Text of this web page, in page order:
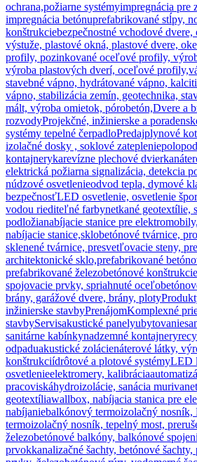
ochrana,požiarne systémyimpregnácia pre
impregnácia betónuprefabrikované stĺpy,
konštrukciebezpečnostné vchodové
výstuže, plastové okná, plastové dvere,
profily, pozinkované oceľové profily,
výroba plastových dverí, oceľové profily,
stavebné vápno, hydrátované vápno,
vápno, stabilizácia zemín, geotechnika,
mált, výroba omietok, pórobetón,Dvere a
rozvodyProjekčné, inžinierske a
systémy tepelné čerpadloPredajplynové
izolačné dosky , soklové zateplenie
kontajnerykarevízne plechové dvierka
elektrická požiarna signalizácia, detekcia
núdzové osvetlenieodvod tepla, dymové
bezpečnosťLED osvetlenie, osvetlenie
vodou riediteľné farbynetkané geotextílie,
podložianabíjacie stanice pre
nabíjacie stanice,sklobetónové tvárnice,
sklenené tvárnice, presvetľovacie steny,
architektonické sklo,prefabrikované
prefabrikované železobetónové
spojovacie prvky, spriahnuté
brány, garážové dvere, brány, ploty
inžinierske stavbyPrenájomKomplexné
stavbyServisakustické panelyubytovanie
sanitárne kabínkynadzemné kontajnery
odpaduakustické zolácienáterové látky,
konštrukciídrôtové a plotové systémyLED
osvetlenieelektromery, kalibrácia
pracoviskáhydroizolácie, sanácia muriva
geotextíliawallbox, nabíjacia stanica pre
nabíjaniebalkónový termoizolačný
termoizolačný nosník, tepelný most,
železobetónové balkóny, balkónové
prvokkanalizačné šachty, betónové